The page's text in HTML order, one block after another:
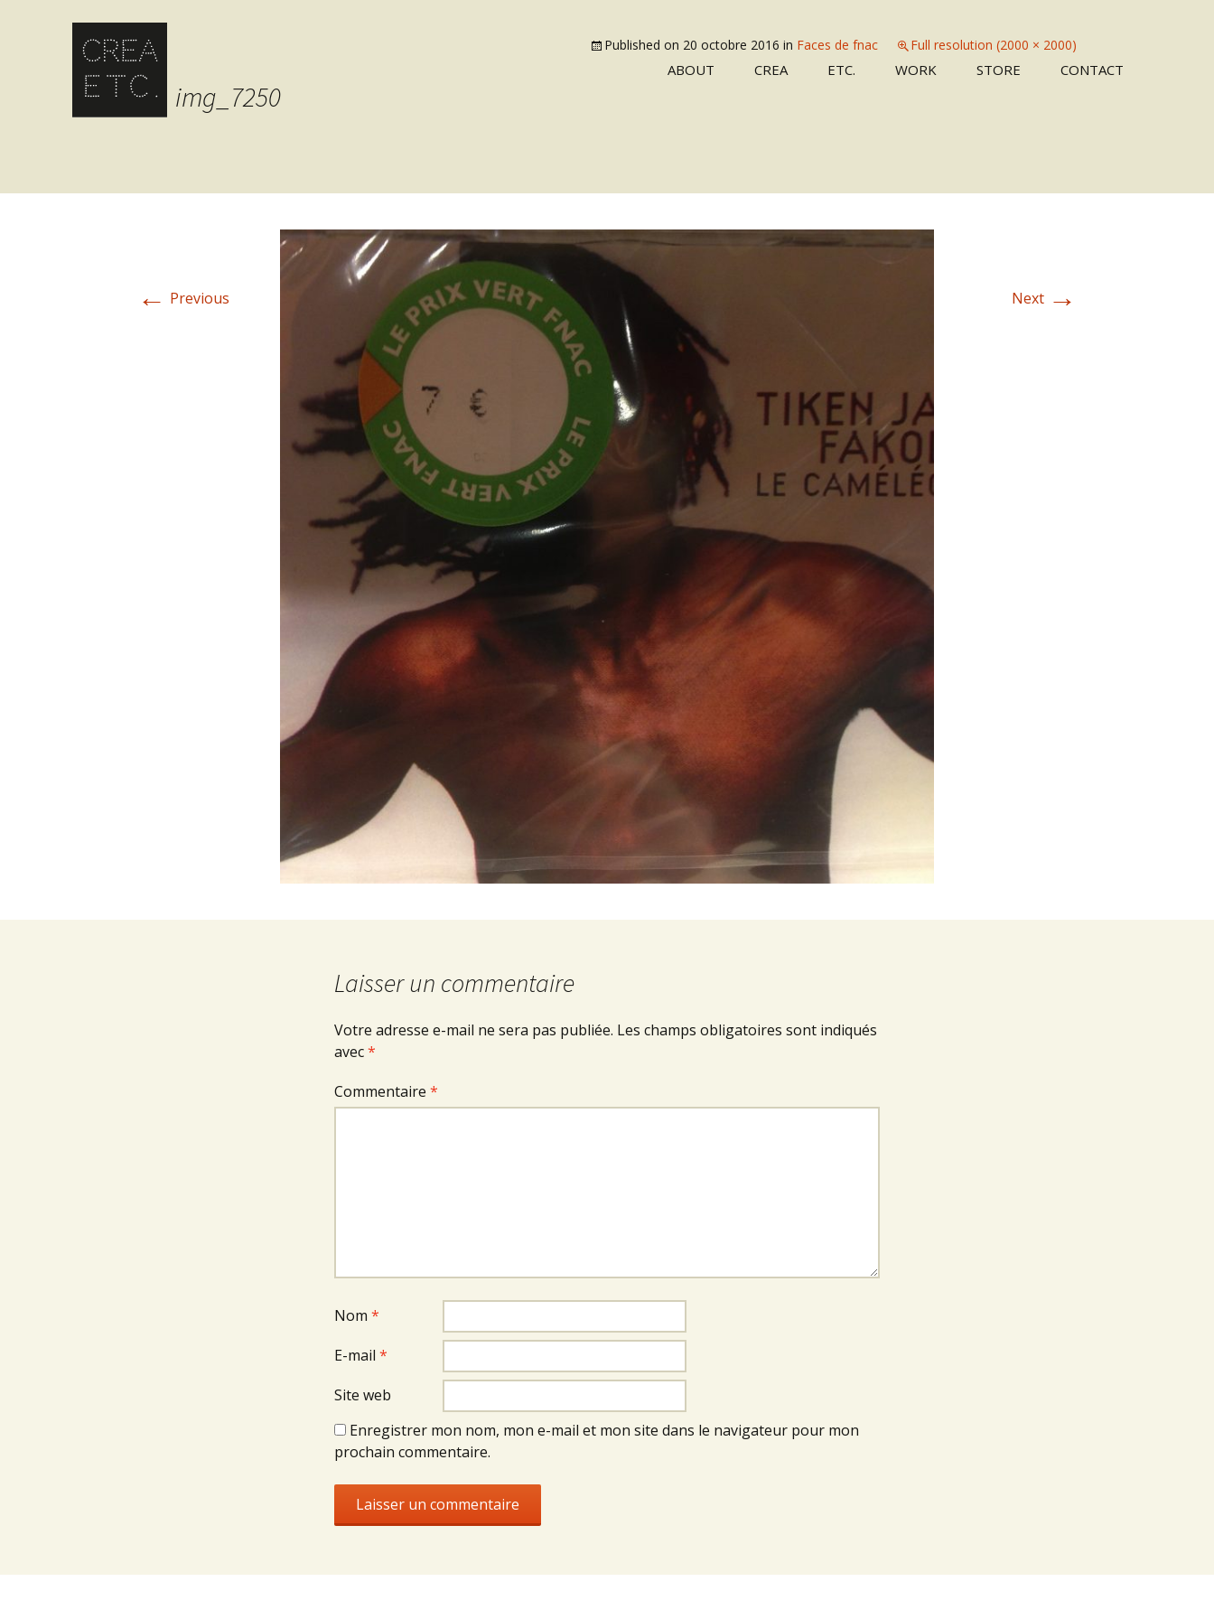
ABOUT CREA ETC. WORK STORE CONTACT
img_7250
Published on 20 octobre 2016 in Faces de fnac Full resolution (2000 × 2000)
← Previous Next →
Laisser un commentaire
Votre adresse e-mail ne sera pas publiée. Les champs obligatoires sont indiqués
avec*
Commentaire *
Nom *
E-mail *
Site web
Enregistrer mon nom, mon e-mail et mon site dans le navigateur pour mon
prochain commentaire.